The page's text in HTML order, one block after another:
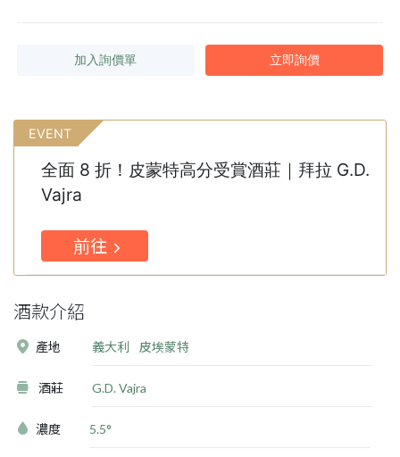
加入詢價單 立即詢價
EVENT
全面 8 折！皮蒙特高分受賞酒莊｜拜拉 G.D.
Vajra
前往
酒款介紹
產地 義大利 皮埃蒙特
酒莊 G.D. Vajra
濃度 5.5°